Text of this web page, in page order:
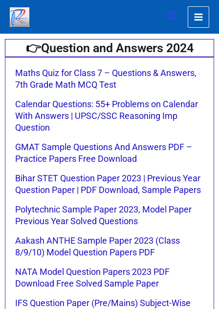
Skip
content
Search
👉Question and Answers 2024
Maths Quiz for Class 7 – Questions & Answers,
7th Grade Math MCQ Test
Calendar Questions: 55+ Problems on Calendar
With Answers | UPSC/SSC Reasoning Imp
Question
GMAT Sample Questions And Answers PDF –
Practice Papers Free Download
Bihar STET Question Paper 2023 | Previous Year
Question Paper | PDF Download, Sample Papers
Polytechnic Sample Paper 2023, Model Paper
Previous Year Solved Questions
Aakash ANTHE Sample Paper 2023 (Class
8/9/10) Model Question Papers PDF
NATA Model Question Papers 2023 PDF
Download Free Solved Sample Paper
IFS Question Paper (Pre/Mains) Subject-Wise
PagePagePage Page